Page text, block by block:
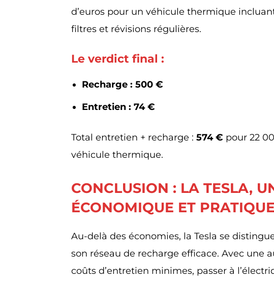
d’euros pour un véhicule thermique
filtres et révisions régulières.
Le verdict final :
Recharge : 500 €
Entretien : 74 €
Total entretien + recharge : 574 € pour 22
véhicule thermique.
CONCLUSION : LA TESLA,
ÉCONOMIQUE ET PRATIQUE
Au-delà des économies, la Tesla se
son réseau de recharge efficace. Avec une
coûts d’entretien minimes, passer à